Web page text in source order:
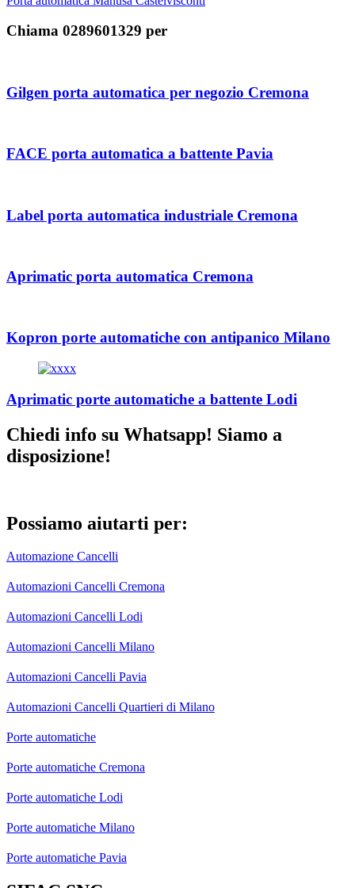
Chiama 0289601329 per
Gilgen porta automatica per negozio Cremona
FACE porta automatica a battente Pavia
Label porta automatica industriale Cremona
Aprimatic porta automatica Cremona
Kopron porte automatiche con antipanico Milano
Aprimatic porte automatiche a battente Lodi
Chiedi info su Whatsapp! Siamo a
disposizione!
Possiamo aiutarti per:
Automazione Cancelli
Automazioni Cancelli Cremona
Automazioni Cancelli Lodi
Automazioni Cancelli Milano
Automazioni Cancelli Pavia
Automazioni Cancelli Quartieri di Milano
Porte automatiche
Porte automatiche Cremona
Porte automatiche Lodi
Porte automatiche Milano
Porte automatiche Pavia